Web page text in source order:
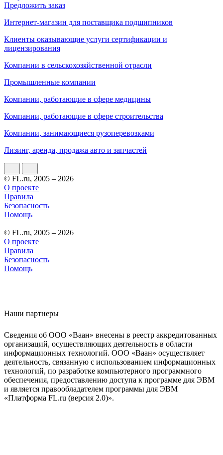
Предложить заказ
Интернет-магазин для поставщика подшипников
Клиенты оказывающие услуги сертификации и
лицензирования
Компании в сельскохозяйственной отрасли
Промышленные компании
Компании, работающие в сфере медицины
Компании, работающие в сфере строительства
Компании, занимающиеся рузоперевозками
Лизинг, аренда, продажа авто и запчастей
© FL.ru, 2005 – 2026
О проекте
Правила
Безопасность
Помощь
© FL.ru, 2005 – 2026
О проекте
Правила
Безопасность
Помощь
Наши партнеры
Сведения об ООО «Ваан» внесены в реестр аккредитованных
организаций, осуществляющих деятельность в области
информационных технологий. ООО «Ваан» осуществляет
деятельность, связанную с использованием информационных
технологий, по разработке компьютерного программного
обеспечения, предоставлению доступа к программе для ЭВМ
и является правообладателем программы для ЭВМ
«Платформа FL.ru (версия 2.0)».